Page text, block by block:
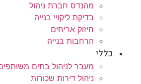
מהנדס חברת ניהול
בדיקת ליקויי בנייה
חיזוק אריחים
הרחבות בנייה
כללי
מעבר לניהול בתים משותפים
ניהול דירות שכורות